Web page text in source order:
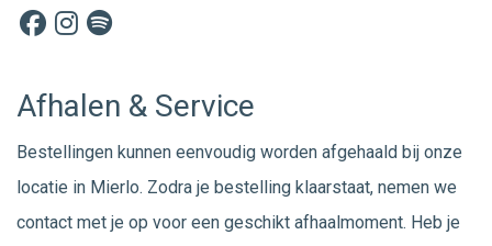
Afhalen & Service
Bestellingen kunnen eenvoudig worden afgehaald bij onze
locatie in Mierlo. Zodra je bestelling klaarstaat, nemen we
contact met je op voor een geschikt afhaalmoment. Heb je